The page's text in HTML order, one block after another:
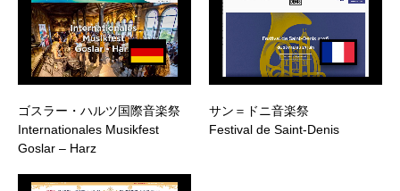
ゴスラー・ハルツ国際音楽祭
Internationales Musikfest
Goslar – Harz
サン＝ドニ音楽祭
Festival de Saint-Denis